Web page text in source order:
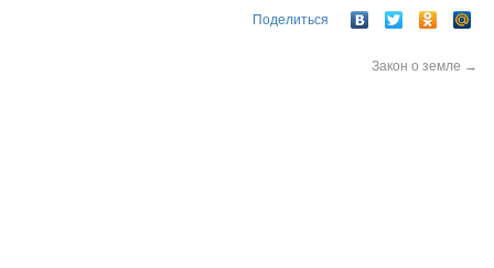
Поделиться
Закон о земле →